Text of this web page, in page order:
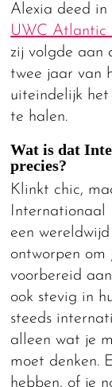
Alexia deed in
UWC Atlantic
zij volgde aan
twee jaar van
uiteindelijk
te halen.
Wat is dat
precies?
Klinkt chic,
Internationaal
een
ontworpen om
voorbereid
ook stevig in
steeds
alleen wat je
moet denken.
hebben, of je